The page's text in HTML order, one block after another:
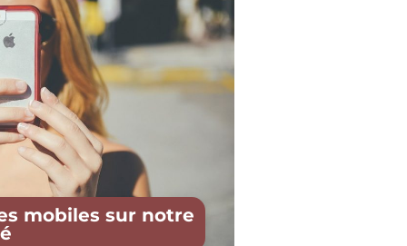
mobiles sur notre